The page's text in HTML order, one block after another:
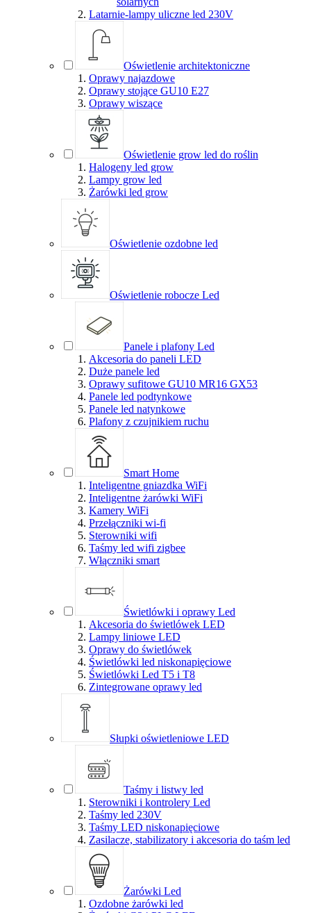
Latarnie-lampy uliczne led 230V
Oświetlenie architektoniczne
Oprawy najazdowe
Oprawy stojące GU10 E27
Oprawy wiszące
Oświetlenie grow led do roślin
Halogeny led grow
Lampy grow led
Żarówki led grow
Oświetlenie ozdobne led
Oświetlenie robocze Led
Panele i plafony Led
Akcesoria do paneli LED
Duże panele led
Oprawy sufitowe GU10 MR16 GX53
Panele led podtynkowe
Panele led natynkowe
Plafony z czujnikiem ruchu
Smart Home
Inteligentne gniazdka WiFi
Inteligentne żarówki WiFi
Kamery WiFi
Przełączniki wi-fi
Sterowniki wifi
Taśmy led wifi zigbee
Włączniki smart
Świetlówki i oprawy Led
Akcesoria do świetlówek LED
Lampy liniowe LED
Oprawy do świetlówek
Świetlówki led niskonapięciowe
Świetlówki Led T5 i T8
Zintegrowane oprawy led
Słupki oświetleniowe LED
Taśmy i listwy led
Sterowniki i kontrolery Led
Taśmy led 230V
Taśmy LED niskonapięciowe
Zasilacze, stabilizatory i akcesoria do taśm led
Żarówki Led
Ozdobne żarówki led